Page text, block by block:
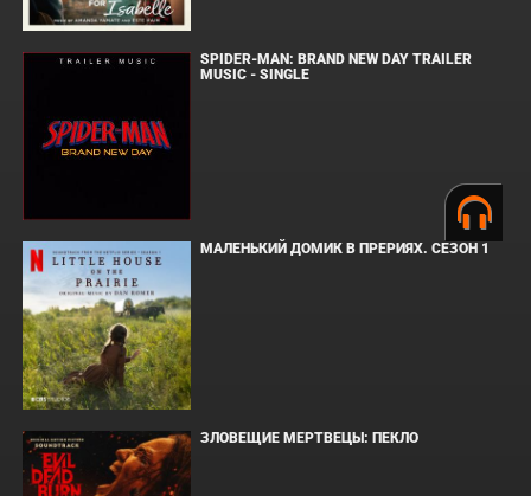
SPIDER-MAN: BRAND NEW DAY TRAILER
MUSIC - SINGLE
МАЛЕНЬКИЙ ДОМИК В ПРЕРИЯХ. СЕЗОН 1
ЗЛОВЕЩИЕ МЕРТВЕЦЫ: ПЕКЛО